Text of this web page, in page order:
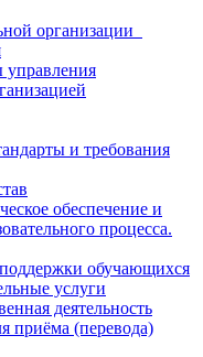
организации
управления
и требования
обеспечение и
процесса.
обучающихся
услуги
деятельность
приёма (перевода)